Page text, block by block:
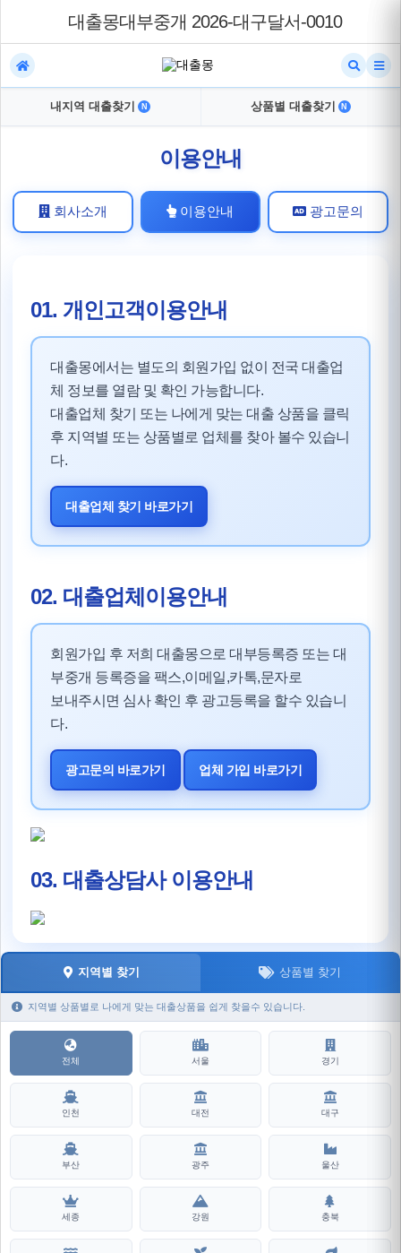
대출몽대부중개 2026-대구달서-0010
내지역 대출찾기 N 상품별 대출찾기 N
이용안내
회사소개 이용안내 광고문의
01. 개인고객이용안내
대출몽에서는 별도의 회원가입 없이 전국 대출업
체 정보를 열람 및 확인 가능합니다.
대출업체 찾기 또는 나에게 맞는 대출 상품을 클릭
후 지역별 또는 상품별로 업체를 찾아 볼수 있습니
다.
대출업체 찾기 바로가기
02. 대출업체이용안내
회원가입 후 저희 대출몽으로 대부등록증 또는 대
부중개 등록증을 팩스,이메일,카톡,문자로
보내주시면 심사 확인 후 광고등록을 할수 있습니
다.
광고문의 바로가기 업체 가입 바로가기
03. 대출상담사 이용안내
지역별 찾기 상품별 찾기
지역별 상품별로 나에게 맞는 대출상품을 쉽게 찾을수 있습니다.
전체 서울 경기
인천 대전 대구
부산 광주 울산
세종 강원 충북